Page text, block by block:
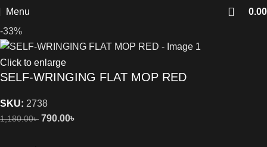
Menu
0.00
-33%
Click to enlarge
SELF-WRINGING FLAT MOP RED
SKU: 2738
1,180.00৳ 790.00৳